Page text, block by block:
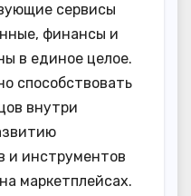
сервисы
финансы и
в единое целое.
способствовать
внутри
и инструментов
маркетплейсах.